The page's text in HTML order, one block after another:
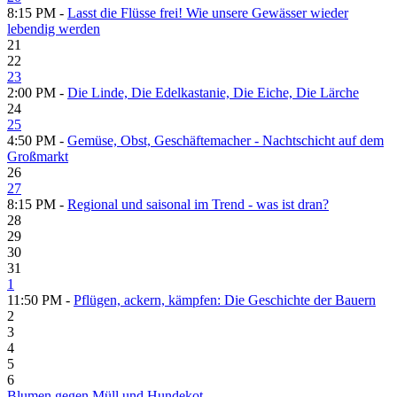
8:15 PM - Lasst die Flüsse frei! Wie unsere Gewässer wieder
lebendig werden
21
22
23
2:00 PM - Die Linde, Die Edelkastanie, Die Eiche, Die Lärche
24
25
4:50 PM - Gemüse, Obst, Geschäftemacher - Nachtschicht auf dem
Großmarkt
26
27
8:15 PM - Regional und saisonal im Trend - was ist dran?
28
29
30
31
1
11:50 PM - Pflügen, ackern, kämpfen: Die Geschichte der Bauern
2
3
4
5
6